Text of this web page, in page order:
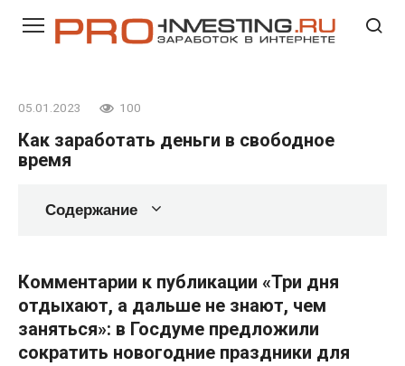
05.01.2023 100
Как заработать деньги в свободное
время
Содержание
Комментарии к публикации «Три дня
отдыхают, а дальше не знают, чем
заняться»: в Госдуме предложили
сократить новогодние праздники для